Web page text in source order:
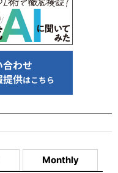
Monthly